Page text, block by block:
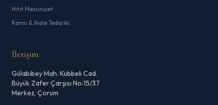
Hitit Mezuniyet
Kamu & İhale Tedariki
İletişim
Gülabibey Mah. Kubbeli Cad.
Büyük Zafer Çarşısı No:15/37
Merkez, Çorum